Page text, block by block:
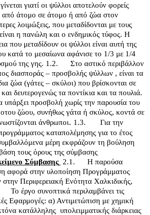
γιατί οι ψύλλοι αποτελούν φορείς
άτομο σε άτομο ή από ζώα στον
λοιμώξεις, που μεταδίδονται με τους
η πανώλη και ο ενδημικός τύφος. Η
που μεταδίδουν οι ψύλλοι είναι αυτή της
κατά το μεσαίωνα αφάνισε το 1/3 με 1/4
της γης. 1.2.
Στο αστικό περιβάλλον
διασποράς – προσβολής ψύλλων , είναι τα
ζώα (γάτες – σκύλοι) που βρίσκονται σε
δευτερογενώς τα ποντίκια και τα πουλιά.
υπάρξει προσβολή χωρίς την παρουσία του
ζώου, συνήθως γάτα ή σκύλος, κοντά σε
άνθρωποι. 1.3.
Για την
καταπολέμησης για το έτος
μέρη εκφράζουν τη βούληση
τους όρους της σύμβασης
Σύμβασης 2.1.
Η παρούσα
αφορά στην υλοποίηση Προγράμματος
Περιφερειακή Ενότητα Χαλκιδικής,
Το έργο συνοπτικά περιλαμβάνει τις
Εφαρμογές: α) Αντιμετώπιση με χημική
κατάλληλης υπολειμματικής διάρκειας